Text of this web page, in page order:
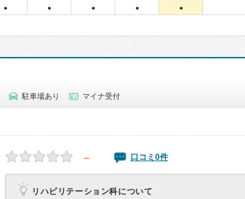
● ● ● ● ●
駐車場あり マイナ受付
－ 口コミ0件
リハビリテーション科について